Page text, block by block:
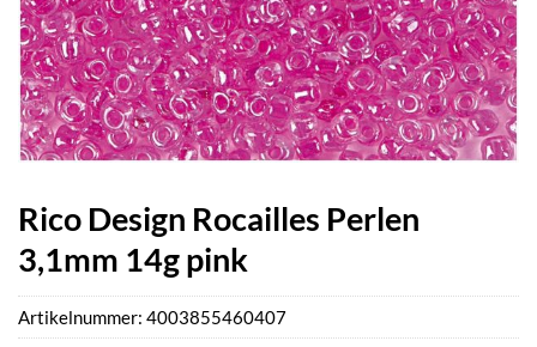
Rico Design Rocailles Perlen
3,1mm 14g pink
Artikelnummer: 4003855460407